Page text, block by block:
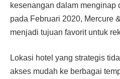
kesenangan dalam menginap
pada Februari 2020, Mercure
menjadi tujuan favorit untuk
Lokasi hotel yang strategis
akses mudah ke berbagai